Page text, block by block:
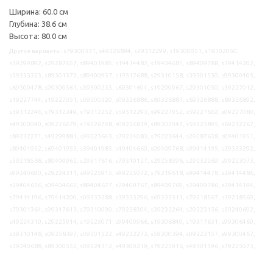
Ширина: 60.0 см
Глубина: 38.6 см
Высота: 80.0 см